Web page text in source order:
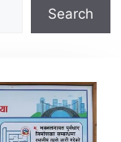
Search